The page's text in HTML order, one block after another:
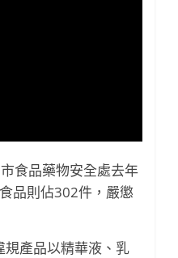
食品藥物安全處去年
品則佔302件，嚴懲
產品以精華液、乳